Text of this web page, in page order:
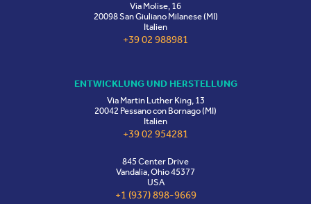
Via Molise, 16
20098 San Giuliano Milanese (MI)
Italien
+39 02 988981
ENTWICKLUNG UND HERSTELLUNG
Via Martin Luther King, 13
20042 Pessano con Bornago (MI)
Italien
+39 02 954281
845 Center Drive
Vandalia, Ohio 45377
USA
+1 (937) 898-9669